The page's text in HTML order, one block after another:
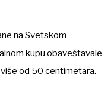
na Svetskom
kupu obaveštavale
od 50 centimetara.